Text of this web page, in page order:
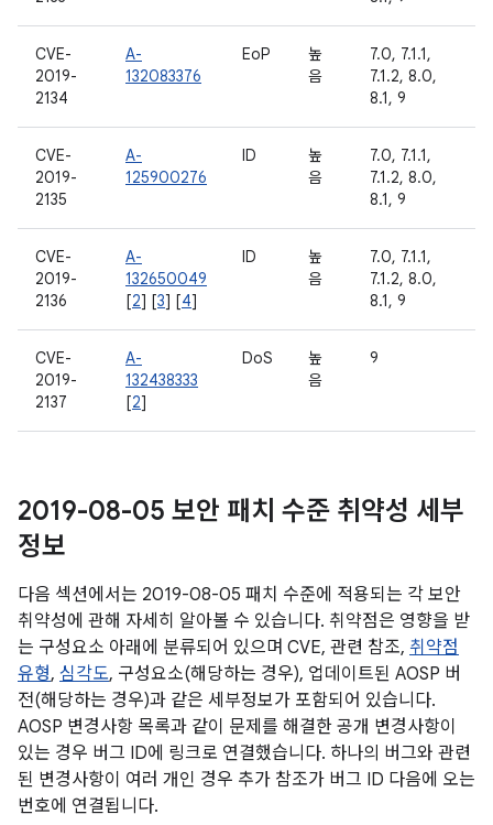
CVE-
2019-
2134
A-
132083376
EoP
높
음
7.0, 7.1.1,
7.1.2, 8.0,
8.1, 9
CVE-
2019-
2135
A-
125900276
ID
높
음
7.0, 7.1.1,
7.1.2, 8.0,
8.1, 9
CVE-
2019-
2136
A-
132650049
[2] [3] [4]
ID
높
음
7.0, 7.1.1,
7.1.2, 8.0,
8.1, 9
CVE-
2019-
2137
A-
132438333
[2]
DoS
높
음
9
2019-08-05 보안 패치 수준 취약성 세부
정보
다음 섹션에서는 2019-08-05 패치 수준에 적용되는 각 보안
취약성에 관해 자세히 알아볼 수 있습니다. 취약점은 영향을 받
는 구성요소 아래에 분류되어 있으며 CVE, 관련 참조, 취약점
유형, 심각도, 구성요소(해당하는 경우), 업데이트된 AOSP 버
전(해당하는 경우)과 같은 세부정보가 포함되어 있습니다.
AOSP 변경사항 목록과 같이 문제를 해결한 공개 변경사항이
있는 경우 버그 ID에 링크로 연결했습니다. 하나의 버그와 관련
된 변경사항이 여러 개인 경우 추가 참조가 버그 ID 다음에 오는
번호에 연결됩니다.